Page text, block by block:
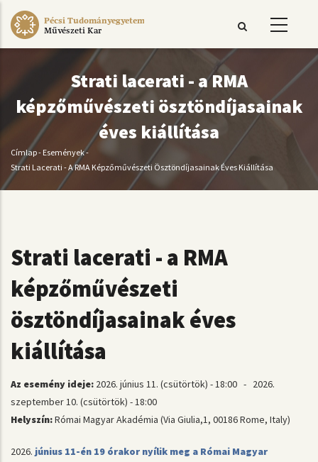
Ugrás
Pécsi Tudományegyetem
Művészeti Kar
Strati lacerati - a RMA
képzőművészeti ösztöndíjasainak
éves kiállítása
Morzsa
Címlap- Események-
Strati Lacerati - A RMA Képzőművészeti Ösztöndíjasainak Éves Kiállítása
Strati lacerati - a RMA
képzőművészeti
ösztöndíjasainak éves
kiállítása
Az esemény ideje: 2026. június 11. (csütörtök) - 18:00 - 2026.
szeptember 10. (csütörtök) - 18:00
Helyszín:Római Magyar Akadémia (Via Giulia,1, 00186 Rome, Italy)
2026. június 11-én 19 órakor nyílik meg a Római Magyar